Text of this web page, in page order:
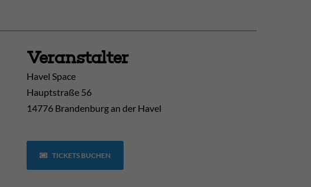
Veranstalter
Havel Space
Hauptstraße 56
14776 Brandenburg an der Havel
TICKETS BUCHEN